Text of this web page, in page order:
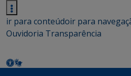
ir para conteúdoir para
Ouvidoria Transparência